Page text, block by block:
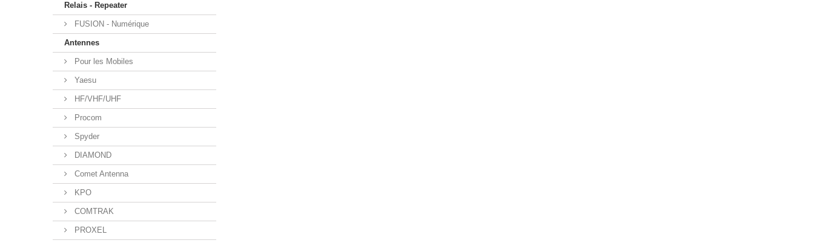
Relais - Repeater
FUSION - Numérique
Antennes
Pour les Mobiles
Yaesu
HF/VHF/UHF
Procom
Spyder
DIAMOND
Comet Antenna
KPO
COMTRAK
PROXEL